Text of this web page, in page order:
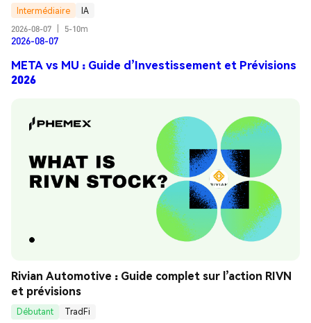
Intermédiaire
IA
2026-08-07
5-10m
2026-08-07
META vs MU : Guide d’Investissement et Prévisions
2026
Rivian Automotive : Guide complet sur l’action RIVN
et prévisions
Débutant
TradFi